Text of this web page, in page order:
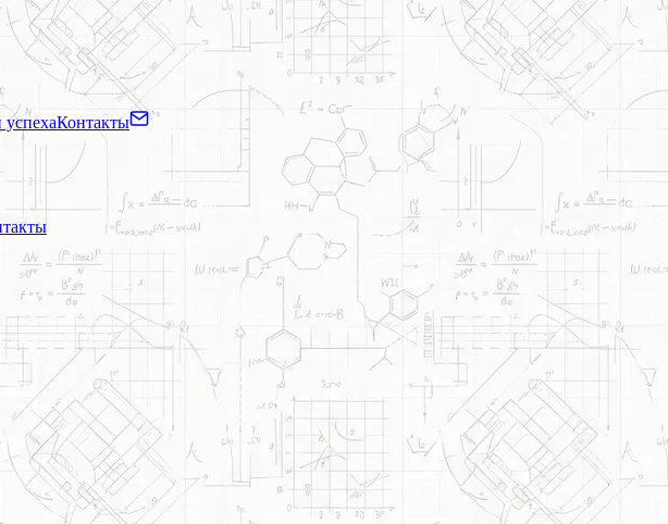
Контакты